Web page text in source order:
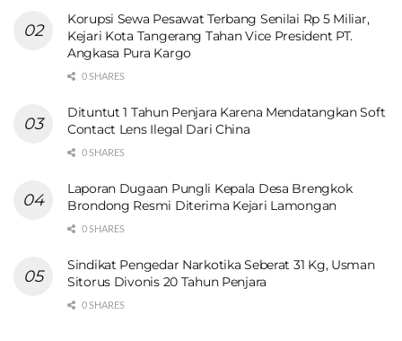
Korupsi Sewa Pesawat Terbang Senilai Rp 5 Miliar,
Kejari Kota Tangerang Tahan Vice President PT.
Angkasa Pura Kargo
0 SHARES
Dituntut 1 Tahun Penjara Karena Mendatangkan Soft
Contact Lens Ilegal Dari China
0 SHARES
Laporan Dugaan Pungli Kepala Desa Brengkok
Brondong Resmi Diterima Kejari Lamongan
0 SHARES
Sindikat Pengedar Narkotika Seberat 31 Kg, Usman
Sitorus Divonis 20 Tahun Penjara
0 SHARES